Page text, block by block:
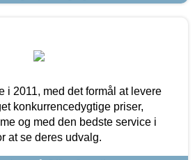
i 2011, med det formål at levere
konkurrencedygtige priser,
og med den bedste service i
at se deres udvalg.